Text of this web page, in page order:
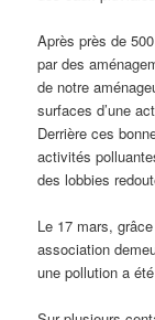
Après près de
par des
de notre
surfaces d’une
Derrière ces
activités
des lobbies
Le 17 mars,
association
une pollution a